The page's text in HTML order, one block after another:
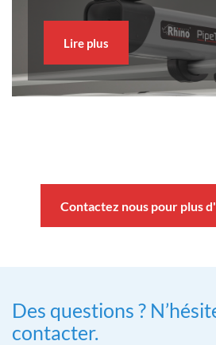
Lire plus
Contactez nous pour plus
Des questions ?
contacter.